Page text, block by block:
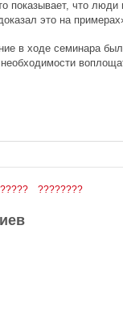
показывает, что
это на
в ходе семинара
????????